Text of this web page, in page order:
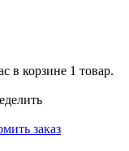
в корзине 1 товар.
заказ